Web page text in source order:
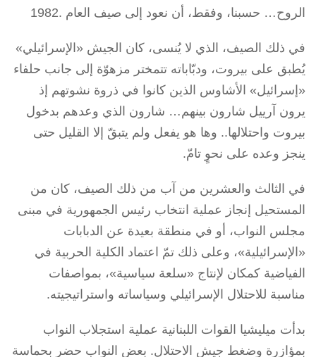
الروح… حسبنا، وفقط، أن نعود إلى صيف العام .1982
في ذلك الصيف، الذي لا يُنسى، كان الجيش «الإسرائيلي»
يُطبق على بيروت، ودبّاباته تتمختر مزهوّة إلى جانب حلفاء
«إسرائيل» الأشاوس الذين كانوا في ذروة نشوتهم إذ
يرون آرييل شارون بينهم… شارون الذي وعدهم بدخول
بيروت واحتلالها.. وها هو يفعل ولم يتبقّ إلا القليل حتى
ينجز وعده على نحوٍ تامّ.
في الثالث والعشرين من آب من ذلك الصيف، كان من
المستحيل إنجاز عملية انتخاب رئيس الجمهورية في مبنى
مجلس النواب، أو في منطقة بعيدة عن الدبابات
«الإسرائيلية»، وعلى ذلك تمّ اعتماد الكلية الحربية في
الفياضية كمكان لإنتاج «سلعة سياسية»، بمواصفات
مناسبة للاحتلال الإسرائيلي وسياساته واستراتيجيته.
بدأت ميليشيا القوات اللبنانية عملية استجلاب النواب
بمؤازرة وضغط جيش الاحتلال. بعض النواب حضر بحماسة